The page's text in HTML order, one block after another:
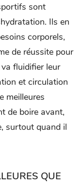
sont
Ils en
corporels,
de réussite pour
fluidifier leur
et circulation
meilleures
de boire avant,
surtout quand il
QUE